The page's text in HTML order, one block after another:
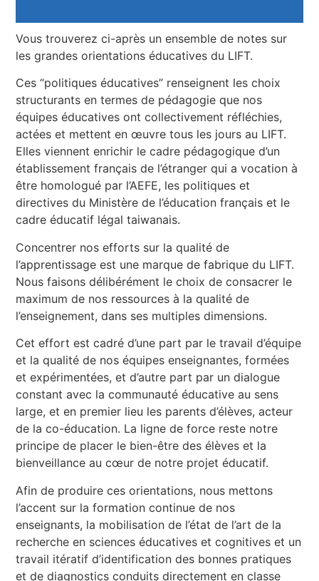
Vous trouverez ci-après un ensemble de notes sur
les grandes orientations éducatives du LIFT.
Ces “politiques éducatives” renseignent les choix
structurants en termes de pédagogie que nos
équipes éducatives ont collectivement réfléchies,
actées et mettent en œuvre tous les jours au LIFT.
Elles viennent enrichir le cadre pédagogique d’un
établissement français de l’étranger qui a vocation à
être homologué par l’AEFE, les politiques et
directives du Ministère de l’éducation français et le
cadre éducatif légal taiwanais.
Concentrer nos efforts sur la qualité de
l’apprentissage est une marque de fabrique du LIFT.
Nous faisons délibérément le choix de consacrer le
maximum de nos ressources à la qualité de
l’enseignement, dans ses multiples dimensions.
Cet effort est cadré d’une part par le travail d’équipe
et la qualité de nos équipes enseignantes, formées
et expérimentées, et d’autre part par un dialogue
constant avec la communauté éducative au sens
large, et en premier lieu les parents d’élèves, acteur
de la co-éducation. La ligne de force reste notre
principe de placer le bien-être des élèves et la
bienveillance au cœur de notre projet éducatif.
Afin de produire ces orientations, nous mettons
l’accent sur la formation continue de nos
enseignants, la mobilisation de l’état de l’art de la
recherche en sciences éducatives et cognitives et un
travail itératif d’identification des bonnes pratiques
et de diagnostics conduits directement en classe